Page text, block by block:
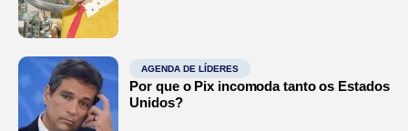
AGENDA DE LÍDERES
Por que o Pix incomoda tanto os Estados
Unidos?